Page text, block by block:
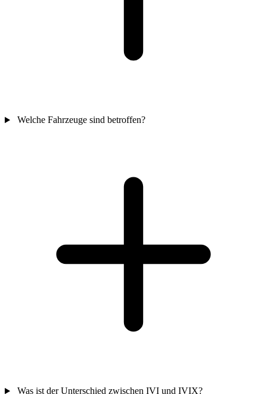
Welche Fahrzeuge sind betroffen?
Was ist der Unterschied zwischen IVI und IVIX?